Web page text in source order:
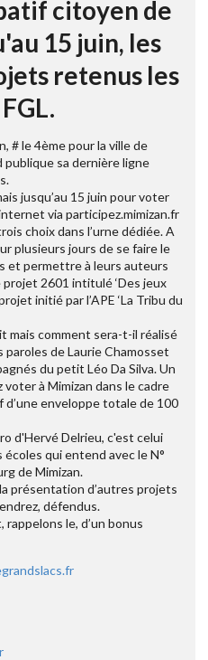
citoyen de
15 juin, les
retenus les
# le 4ème pour la ville de
publique sa dernière ligne
jusqu’au 15 juin pour voter
via participez.mimizan.fr
choix dans l’urne dédiée. A
plusieurs jours de se faire le
et permettre à leurs auteurs
2601 intitulé ‘Des jeux
initié par l’APE ‘La Tribu du
mais comment sera-t-il réalisé
paroles de Laurie Chamosset
du petit Léo Da Silva. Un
à Mimizan dans le cadre
enveloppe totale de 100
d'Hervé Delrieu, c'est celui
écoles qui entend avec le N°
de Mimizan.
présentation d’autres projets
défendus.
le, d’un bonus